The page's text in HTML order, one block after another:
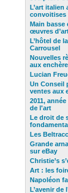
L’art italien
convoitises
Main basse
œuvres
L’hôtel de
Carrousel
Nouvelles
aux
Lucian
Un Conseil
ventes aux
2011,
de l'art
Le droit de
Les
Grande
sur eBay
Christie’s
Art : les
Napoléon
L’avenir de